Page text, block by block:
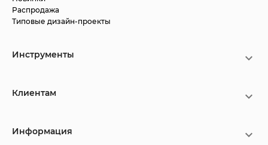
Распродажа
Типовые дизайн-проекты
Инструменты
Клиентам
Информация